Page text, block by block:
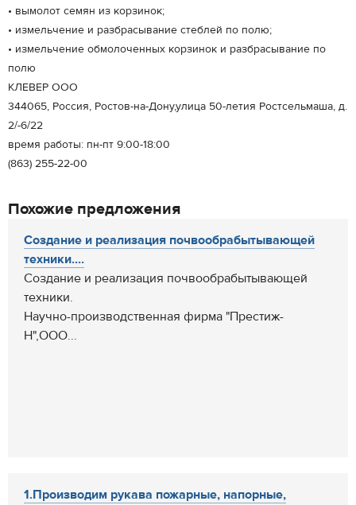
• вымолот семян из корзинок;
• измельчение и разбрасывание стеблей по полю;
• измельчение обмолоченных корзинок и разбрасывание по
полю
КЛЕВЕР ООО
344065, Россия, Ростов-на-Дону,улица 50-летия Ростсельмаша, д.
2/-6/22
время работы: пн-пт 9:00-18:00
(863) 255-22-00
Похожие предложения
Создание и реализация почвообрабытывающей
техники....
Создание и реализация почвообрабытывающей
техники.
Научно-производственная фирма "Престиж-
Н",ООО...
1.Производим рукава пожарные, напорные,